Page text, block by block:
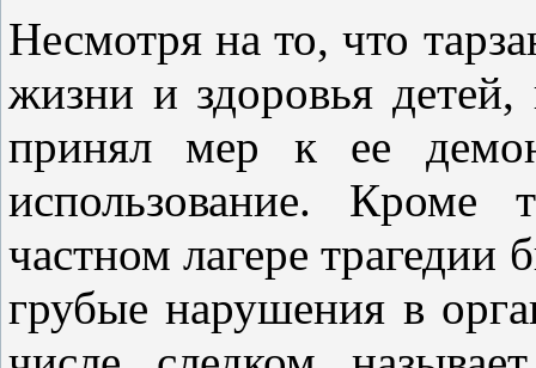
Несмотря на то, что
жизни и здоровья
принял мер к ее
использование. Кроме
частном лагере
грубые нарушения в